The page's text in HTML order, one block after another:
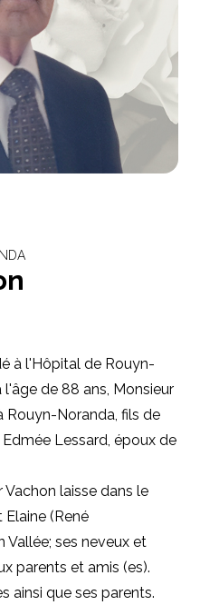
à l'Hôpital de Rouyn-
de 88 ans, Monsieur
Rouyn-Noranda, fils de
Lessard, époux de
laisse dans le
Elaine (René
Vallée; ses neveux et
parents et amis (es).
ainsi que ses parents.